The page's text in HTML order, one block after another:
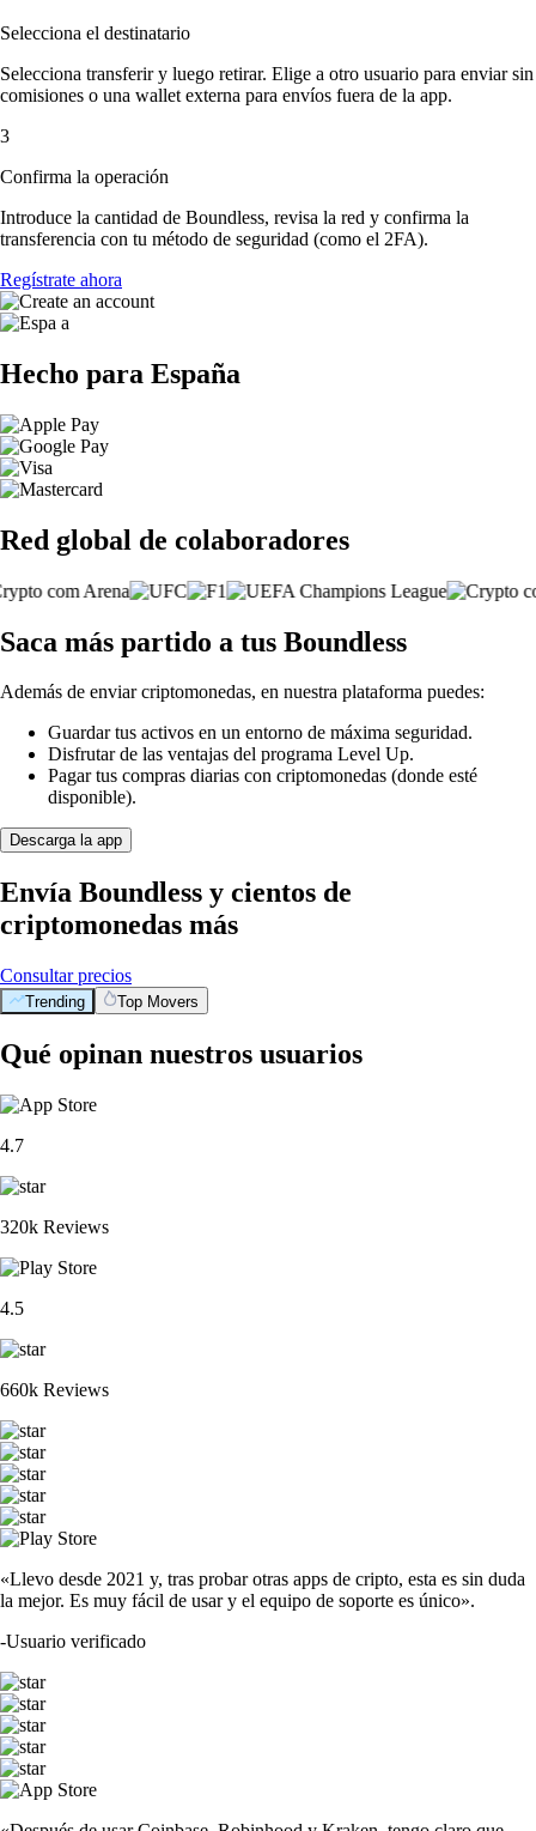
Selecciona el destinatario
Selecciona transferir y luego retirar. Elige a otro usuario para enviar sin
comisiones o una wallet externa para envíos fuera de la app.
3
Confirma la operación
Introduce la cantidad de Boundless, revisa la red y confirma la
transferencia con tu método de seguridad (como el 2FA).
Regístrate ahora
Hecho para España
Red global de colaboradores
Saca más partido a tus Boundless
Además de enviar criptomonedas, en nuestra plataforma puedes:
Guardar tus activos en un entorno de máxima seguridad.
Disfrutar de las ventajas del programa Level Up.
Pagar tus compras diarias con criptomonedas (donde esté
disponible).
Descarga la app
Envía Boundless y cientos de
criptomonedas más
Consultar precios
Trending Top Movers
Qué opinan nuestros usuarios
4.7
320k Reviews
4.5
660k Reviews
«Llevo desde 2021 y, tras probar otras apps de cripto, esta es sin duda
la mejor. Es muy fácil de usar y el equipo de soporte es único».
-Usuario verificado